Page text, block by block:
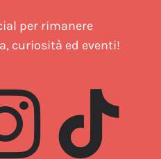
per rimanere
curiosità ed eventi!